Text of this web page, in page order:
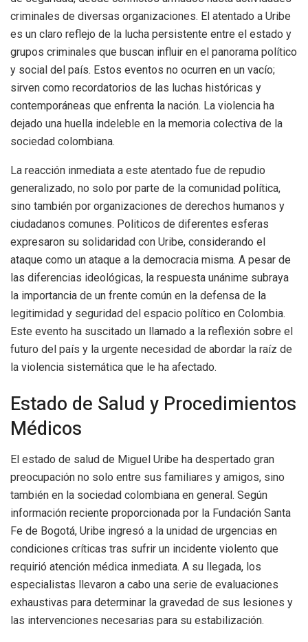
criminales de diversas organizaciones. El atentado a Uribe
es un claro reflejo de la lucha persistente entre el estado y
grupos criminales que buscan influir en el panorama político
y social del país. Estos eventos no ocurren en un vacío;
sirven como recordatorios de las luchas históricas y
contemporáneas que enfrenta la nación. La violencia ha
dejado una huella indeleble en la memoria colectiva de la
sociedad colombiana.
La reacción inmediata a este atentado fue de repudio
generalizado, no solo por parte de la comunidad política,
sino también por organizaciones de derechos humanos y
ciudadanos comunes. Politicos de diferentes esferas
expresaron su solidaridad con Uribe, considerando el
ataque como un ataque a la democracia misma. A pesar de
las diferencias ideológicas, la respuesta unánime subraya
la importancia de un frente común en la defensa de la
legitimidad y seguridad del espacio político en Colombia.
Este evento ha suscitado un llamado a la reflexión sobre el
futuro del país y la urgente necesidad de abordar la raíz de
la violencia sistemática que le ha afectado.
Estado de Salud y Procedimientos
Médicos
El estado de salud de Miguel Uribe ha despertado gran
preocupación no solo entre sus familiares y amigos, sino
también en la sociedad colombiana en general. Según
información reciente proporcionada por la Fundación Santa
Fe de Bogotá, Uribe ingresó a la unidad de urgencias en
condiciones críticas tras sufrir un incidente violento que
requirió atención médica inmediata. A su llegada, los
especialistas llevaron a cabo una serie de evaluaciones
exhaustivas para determinar la gravedad de sus lesiones y
las intervenciones necesarias para su estabilización.